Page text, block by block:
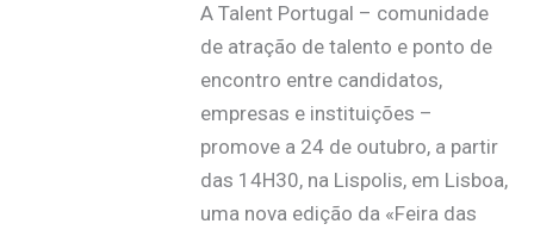
A Talent Portugal – comunidade
de atração de talento e ponto de
encontro entre candidatos,
empresas e instituições –
promove a 24 de outubro, a partir
das 14H30, na Lispolis, em Lisboa,
uma nova edição da «Feira das